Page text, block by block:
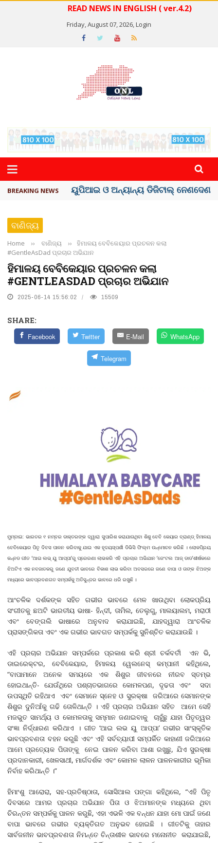
READ NEWS IN ENGLISH ( ver.4.2)
Friday, August 07, 2026,Login
BREAKING NEWS ତଣ୍ଡ ଗଣିବା ମେଟା, ଦେବ ୫ ହଜାର କୋଟିର
ବାଣିଜ୍ୟ
Home ›› ବାଣିଜ୍ୟ ››
ହିମାଳୟ ବେବିକେୟାର ପ୍ରଚଳନ କଲା
#GentleAsDad ପ୍ରଚାର ଅଭିଯାନ
ହିମାଳୟ ବେବିକେୟାର ପ୍ରଚଳନ କଲା
#GENTLEASDAD ପ୍ରଚାର ଅଭିଯାନ
2025-06-14 15:56:02 15509
SHARE:
Facebook Twitter E-Mail WhatsApp
Telegram
ମୁମ୍ବାଇ: ଭାରତର ୧ ନମ୍ବର ଡାକ୍ତରଙ୍କ ଦ୍ୱାରା ସୁପାରିଶ କରାଯାଉଥିବା ଶିଶୁ ବେବି କେୟାର ବ୍ରାଣ୍ଡ୍ ହିମାଳୟ
ବେବିକେୟାର ପିତୃ ଦିବସ ପାଳନ କରିବାକୁ ଯାଇ ଏକ ହୃଦୟସ୍ପର୍ଶୀ ଡିଭିସି ଫିଲ୍ମ ଉନ୍ମୋଚନ କରିଛି । ଲୋକପି୍ରୟ
କନ୍ନଡ ଗୀତ ‘ଆଇ ଲଭ୍ ୟୁ ଆପ୍ପା’ରୁ ପ୍ରେରଣା ଲାଭକରି ଏହି ପ୍ରଚାର ଅଭିଯାନ ‘ଜେଂଟଲ ଆଜ୍ ଡାଡ’ଶୀର୍ଷକରେ
ଝିଅଟିଏ ଏକ ନବଜାତକରୁ ଜଣେ ଯୁବତୀ ଭାବରେ ବିକାଶ ଲାଭ କରିବା ଅବସରରେ ଜଣେ ବାପା ଓ ତାଙ୍କ ଝିଅଙ୍କ
ମଧ୍ୟରେ ଭାବପ୍ରବଣଗତ ସମ୍ପର୍କକୁ ଅତିସୁନ୍ଦର ଭାବରେ ଧରି ରଖୁଛି ।
ଆଂଚଳିକ ଦର୍ଶକଙ୍କ ସହିତ ଗଭୀର ଭାବରେ ମେଳ ଖାଉଥିବା ଲୋକପ୍ରିୟ
ସଂଗୀତକୁ ଛଅଟି ଭାରତୀୟ ଭାଷା- ହିନ୍ଦୀ, ତାମିଲ, ତେଲୁଗୁ, ମାଲୟାଲମ, ମରାଠୀ
ଏବଂ ବେଙ୍ଗଲି ଭାଷାରେ ଅନୁବାଦ କରାଯାଇଛି, ଯାହଦ୍ୱାରା ଆଂଚଳିକ
ପ୍ରାସଙ୍ଗିକତା ଏବଂ ଏକ ଗଭୀର ଭାବଗତ ସମ୍ପର୍କକୁ ସୁନିଶ୍ଚିତ କରାଯାଉଛି ।
ଏହି ପ୍ରଚାର ଅଭିଯାନ ସମ୍ପର୍କରେ ପ୍ରକାଶ କରି ଶ୍ରୀ ଚର୍କବର୍ତୀ ଏନ ଭି,
ଡାଇରେକ୍ଟର, ବେବିକେୟାର, ହିମାଳୟ ୱେଲନେସ୍ କମ୍ପାନୀ କହିଥିଲେ,
“ବାପାମାନେ ଅନେକ ସମୟରେ ଏକ ଶିଶୁର ଜୀବନରେ ନୀରବ ସ୍ତମ୍ଭ
ହୋଇଥାନ୍ତି- ଯେଉଁଥିରେ ପଶ୍ଚାତଭାଗରେ କୋମଳପଣ, ଦୃଢତା ଏବଂ ସଦା
ଉପସ୍ଥିତି ରହିଥାଏ ଏବଂ ସେମାନେ ସ୍ନେହ ଓ ସୁରକ୍ଷା ଜରିଆରେ ସେମାନଙ୍କ
ଶିଶୁର ଦୁନିଆଁକୁ ଗଢି ତୋଳିଥାନ୍ତି । ଏହି ପ୍ରଚାର ଅଭିଯାନ ସହିତ ଆମେ ସେହି
ମଜଭୁତ ସାମର୍ଥ୍ୟ ଓ କୋମଳତାକୁ ସମ୍ମାନ ଜଣାଇବାକୁ ଚାହୁଁଛୁ ଯାହା ପିତୃତ୍ୱର
ସଂଜ୍ଞା ନିର୍ଦ୍ଧାରଣ କରିଥାଏ । ଗୀତ ‘ଆଇ ଲଭ ୟୁ ଆପ୍ପା’ ଗଭୀର ସାଂସ୍କୃତିକ
ଭାବପ୍ରବଣତା ବହନ କରୁଛି ଏବଂ ଏହି ସର୍ବବ୍ୟାପୀ ସମ୍ପର୍କିତ କାହାଣୀ ଜରିଆରେ
ଆମେ ପ୍ରତ୍ୟେକ ପିତାଙ୍କୁ ନେଇ ପାଳନ କରିବା ଆଶା ରଖୁଛୁ, ଯିଏ ସୁରକ୍ଷା
ପ୍ରଦାନକାରୀ, ଖେଳସାଥୀ, ମାର୍ଗଦର୍ଶକ ଏବଂ କୋମଳ ଲାଳନ ପାଳନକାରୀର ଭୂମିକା
ନିର୍ବାହ କରିଥାନ୍ତି ।”
ହିମାଂଶୁ ଆରୋରା, ସହ-ପ୍ରତିଷ୍ଠାତା, ସୋସିଆଲ ପଙ୍ଗା କହିଥିଲେ, “ଏହି ପିତୃ
ଦିବସରେ ଆମର ପ୍ରଚାର ଅଭିଯାନ ପିତା ଓ ଝିଅମାନଙ୍କ ମଧ୍ୟରେ ଥିବା
ଚିରନ୍ତନ ସମ୍ପର୍କକୁ ପାଳନ କରୁଛି, ଏହା ଏଭଳି ଏକ ବନ୍ଧନ ଯାହା ମୋ ପାଇଁ ଜଣେ
ବାପା ଭାବରେ ଗଭୀର ବ୍ୟକ୍ତିଗତ ଅନୁଭବ ହୋଇଛି । ଗୀତଟିକୁ ତାହାର
ସାର୍ବଜନୀନ ଭାବପ୍ରବଣତା ନିମନ୍ତେ ଚିନ୍ତାଶୀଳ ଭାବରେ ମନୋନୀତ କରାଯାଇଛି,